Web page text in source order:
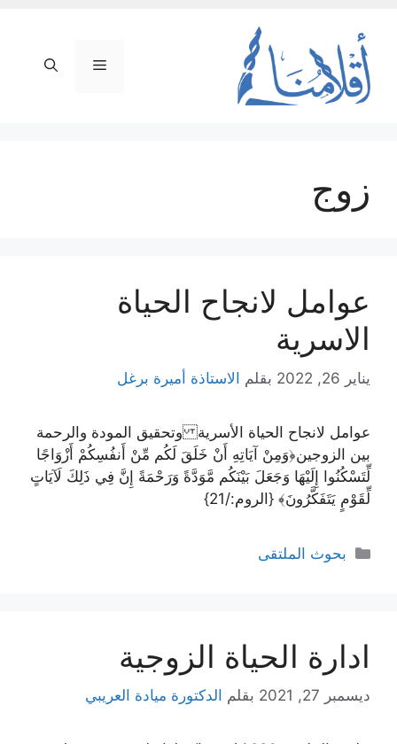
المحتوى
القائمة
زوج
عوامل لانجاح الحياة
الاسرية
يناير 26, 2022 بقلم الاستاذة أميرة برغل
عوامل لانجاح الحياة الأسرية وتحقيق المودة والرحمة
بين الزوجين﴿وَمِنْ آيَاتِهِ أَنْ خَلَقَ لَكُم مِّنْ أَنفُسِكُمْ أَزْوَاجًا
لِّتَسْكُنُوا إِلَيْهَا وَجَعَلَ بَيْنَكُم مَّوَدَّةً وَرَحْمَةً إِنَّ فِي ذَلِكَ لَآيَاتٍ
لِّقَوْمٍ يَتَفَكَّرُونَ﴾ {الروم:/21}
التصنيفات
بحوث الملتقى
ادارة الحياة الزوجية
ديسمبر 27, 2021 بقلم الدكتورة ميادة العريبي